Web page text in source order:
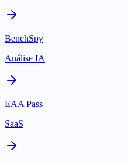
BenchSpy
Análise IA
EAA Pass
SaaS